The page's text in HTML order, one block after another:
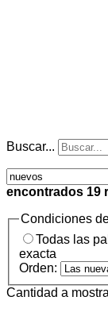
Buscar...
encontrados 19
Condiciones
Todas las
exacta
Orden:
Cantidad a